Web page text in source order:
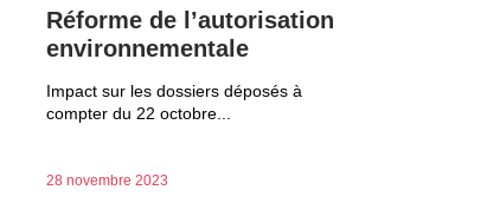
Réforme de l’autorisation
environnementale
Impact sur les dossiers déposés à
compter du 22 octobre...
28 novembre 2023